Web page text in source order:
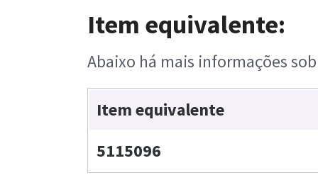
Item equivalente:
Abaixo há mais informações
Item equivalente
5115096